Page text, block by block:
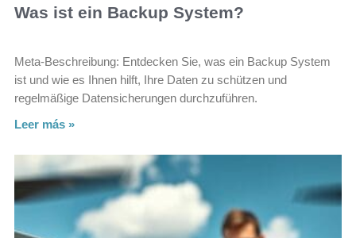
Was ist ein Backup System?
Meta-Beschreibung: Entdecken Sie, was ein Backup System
ist und wie es Ihnen hilft, Ihre Daten zu schützen und
regelmäßige Datensicherungen durchzuführen.
Leer más »